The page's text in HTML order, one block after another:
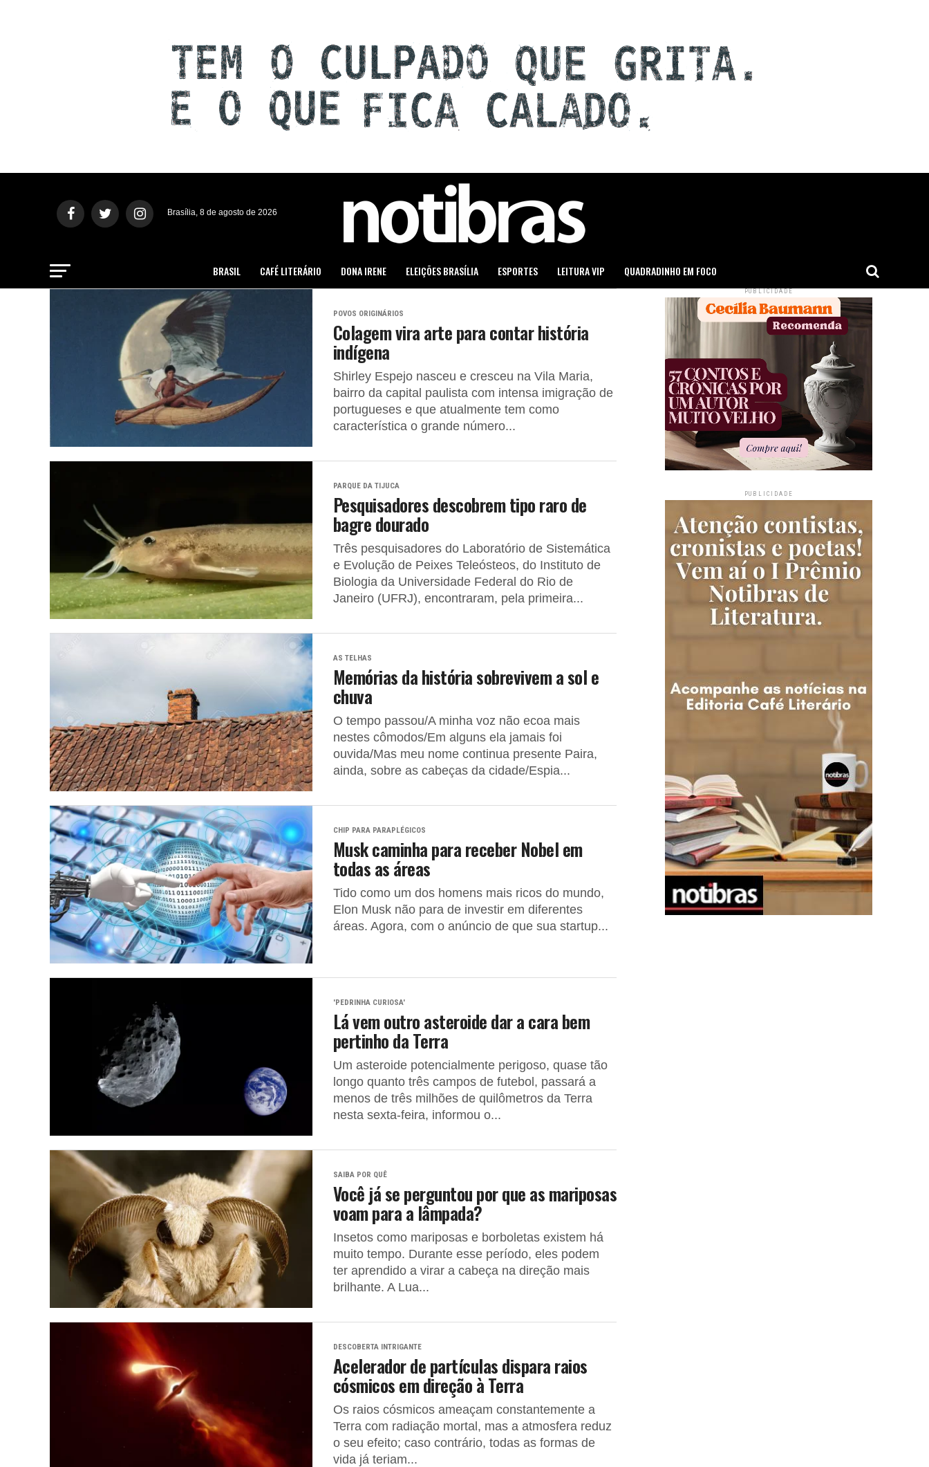
Brasília, 8 de agosto de 2026
BRASIL CAFÉ LITERÁRIO DONA IRENE ELEIÇÕES BRASÍLIA ESPORTES LEITURA VIP QUADRADINHO EM FOCO
POVOS ORIGINÁRIOS
Colagem vira arte para contar história
indígena
Shirley Espejo nasceu e cresceu na Vila Maria,
bairro da capital paulista com intensa imigração de
portugueses e que atualmente tem como
característica o grande número...
PARQUE DA TIJUCA
Pesquisadores descobrem tipo raro de
bagre dourado
Três pesquisadores do Laboratório de Sistemática
e Evolução de Peixes Teleósteos, do Instituto de
Biologia da Universidade Federal do Rio de
Janeiro (UFRJ), encontraram, pela primeira...
AS TELHAS
Memórias da história sobrevivem a sol e
chuva
O tempo passou/A minha voz não ecoa mais
nestes cômodos/Em alguns ela jamais foi
ouvida/Mas meu nome continua presente Paira,
ainda, sobre as cabeças da cidade/Espia...
CHIP PARA PARAPLÉGICOS
Musk caminha para receber Nobel em
todas as áreas
Tido como um dos homens mais ricos do mundo,
Elon Musk não para de investir em diferentes
áreas. Agora, com o anúncio de que sua startup...
'PEDRINHA CURIOSA'
Lá vem outro asteroide dar a cara bem
pertinho da Terra
Um asteroide potencialmente perigoso, quase tão
longo quanto três campos de futebol, passará a
menos de três milhões de quilômetros da Terra
nesta sexta-feira, informou o...
SAIBA POR QUÊ
Você já se perguntou por que as mariposas
voam para a lâmpada?
Insetos como mariposas e borboletas existem há
muito tempo. Durante esse período, eles podem
ter aprendido a virar a cabeça na direção mais
brilhante. A Lua...
DESCOBERTA INTRIGANTE
Acelerador de partículas dispara raios
cósmicos em direção à Terra
Os raios cósmicos ameaçam constantemente a
Terra com radiação mortal, mas a atmosfera reduz
o seu efeito; caso contrário, todas as formas de
vida já teriam...
PUBLICIDADE
PUBLICIDADE